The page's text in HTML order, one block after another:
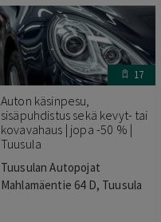
17
Auton käsinpesu,
sisäpuhdistus sekä kevyt- tai
kovavahaus | jopa -50 % |
Tuusula
Tuusulan Autopojat
Mahlamäentie 64 D, Tuusula